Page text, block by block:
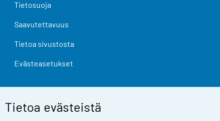
Tietoa evästeistä
Tietosuoja
Saavutettavuus
Tietoa sivustosta
Evästeasetukset